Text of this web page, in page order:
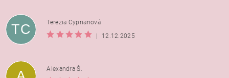
TC
Terezia Cyprianová
|
12.12.2025
Alexandra Š.